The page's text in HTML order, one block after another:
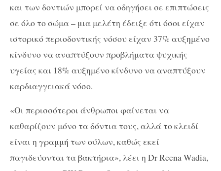
και των δοντιών μπορεί να οδηγήσει σε επιπτώσεις
σε όλο το σώμα – μια μελέτη έδειξε ότι όσοι είχαν
ιστορικό περιοδοντικής νόσου είχαν 37% αυξημένο
κίνδυνο να αναπτύξουν προβλήματα ψυχικής
υγείας και 18% αυξημένο κίνδυνο να αναπτύξουν
καρδιαγγειακά νόσο.
«Οι περισσότεροι άνθρωποι φαίνεται να
καθαρίζουν μόνο τα δόντια τους, αλλά το κλειδί
είναι η γραμμή των ούλων, καθώς εκεί
παγιδεύονται τα βακτήρια», λέει η Dr Reena Wadia,